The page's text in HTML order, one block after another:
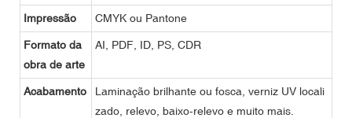
Impressão CMYK ou Pantone
Formato da
obra de arte
AI, PDF, ID, PS, CDR
Acabamento
Laminação brilhante ou fosca, verniz UV locali
zado, relevo, baixo-relevo e muito mais.